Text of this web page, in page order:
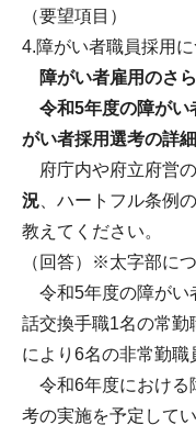
（要望項目）
4.障がい者職員採用
障がい者雇用のさ
令和5年度の障がい
がい者採用選考の詳
府庁内や府立府営
況 、ハートフル条例
教えてください。
（回答）※太字部に
令和5年度の障がい
話交換手職1名の常
により6名の非常勤職
令和6年度における
考の実施を予定して